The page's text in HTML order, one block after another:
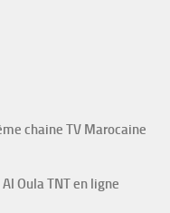
chaine TV Marocaine
Oula TNT en ligne